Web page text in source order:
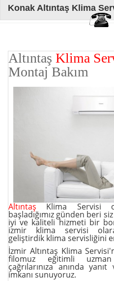
Konak Altıntaş Klima
Altıntaş Klima
Montaj Bakım
Altıntaş Klima Servisi
başladığımız günden beri
iyi ve kaliteli hizmeti bir
izmir klima servisi
geliştirdik klima servisliğini
İzmir Altıntaş Klima
filomuz eğitimli
çağrılarınıza anında
imkanı sunuyoruz.